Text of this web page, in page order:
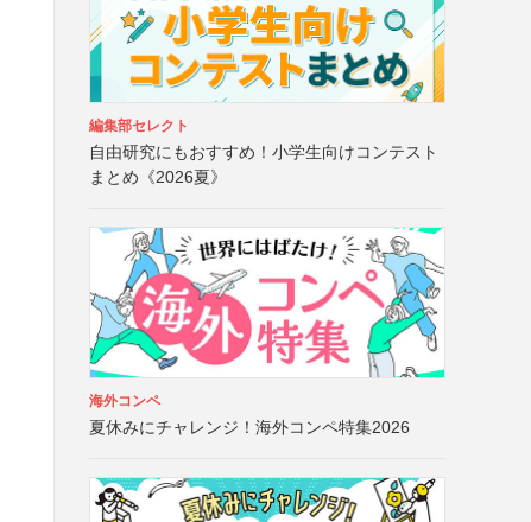
編集部セレクト
自由研究にもおすすめ！小学生向けコンテスト
まとめ《2026夏》
海外コンペ
夏休みにチャレンジ！海外コンペ特集2026